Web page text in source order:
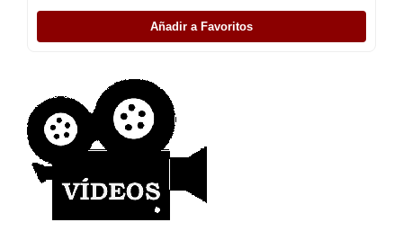
Añadir a Favoritos